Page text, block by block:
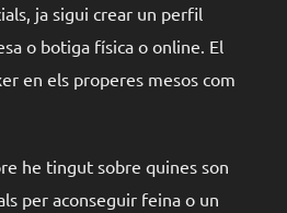
ja sigui crear un perfil
o botiga física o online. El
en els properes mesos com
he tingut sobre quines son
per aconseguir feina o un